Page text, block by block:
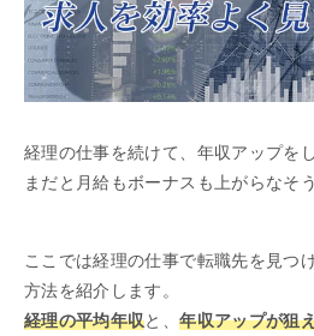
経理の仕事を続けて、年収アップを
まだと月給もボーナスも上がらなそ
ここでは経理の仕事で転職先を見つ
方法を紹介します。
経理の平均年収と、年収アップが狙